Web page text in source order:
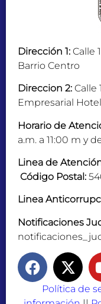
Dirección 1: Calle
Barrio Centro
Direccion 2: Calle
Empresarial
Horario de
a.m. a 11:00 m y
Linea de
Código Postal:
Linea
Notificaciones
Política de